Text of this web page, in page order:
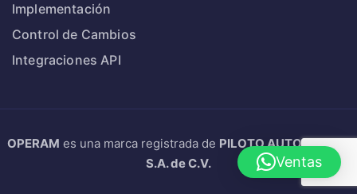
Implementación
Control de Cambios
Integraciones API
OPERAM es una marca registrada de PILOTO AUTOMATICO
S.A. de C.V.
Ventas